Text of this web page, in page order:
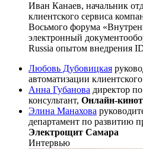
Иван Канаев, начальник
клиентского сервиса
Восьмого форума
электронный
Russia опытом внедрения
Любовь Дубовицкая
автоматизации
Анна Губанова директор
консультант, Онлайн-
Элина Манахова
департамент по развитию
Электрощит Самара
Интервью